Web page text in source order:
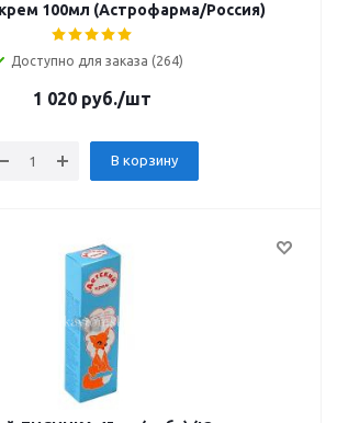
100мл (Астрофарма/Россия)
Доступно для заказа (264)
1 020 руб./шт
В корзину